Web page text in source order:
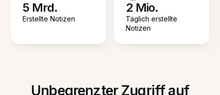
5 Mrd.
Erstellte Notizen
2 Mio.
Täglich erstellte
Notizen
Unbegrenzter Zugriff auf